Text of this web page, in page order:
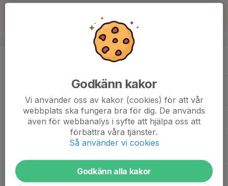
v.47
20
Godkänn kakor
Vi använder oss av kakor (cookies) för att vår
webbplats ska fungera bra för dig. De används
även för webbanalys i syfte att hjälpa oss att
förbättra våra tjänster.
Så använder vi cookies
Godkänn alla kakor